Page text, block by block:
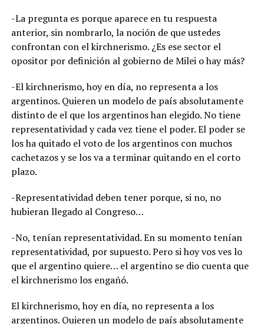
-La pregunta es porque aparece en tu respuesta
anterior, sin nombrarlo, la noción de que ustedes
confrontan con el kirchnerismo. ¿Es ese sector el
opositor por definición al gobierno de Milei o hay más?
-El kirchnerismo, hoy en día, no representa a los
argentinos. Quieren un modelo de país absolutamente
distinto de el que los argentinos han elegido. No tiene
representatividad y cada vez tiene el poder. El poder se
los ha quitado el voto de los argentinos con muchos
cachetazos y se los va a terminar quitando en el corto
plazo.
-Representatividad deben tener porque, si no, no
hubieran llegado al Congreso…
-No, tenían representatividad. En su momento tenían
representatividad, por supuesto. Pero si hoy vos ves lo
que el argentino quiere… el argentino se dio cuenta que
el kirchnerismo los engañó.
El kirchnerismo, hoy en día, no representa a los
argentinos. Quieren un modelo de país absolutamente